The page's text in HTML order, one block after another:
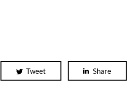
Tweet Share